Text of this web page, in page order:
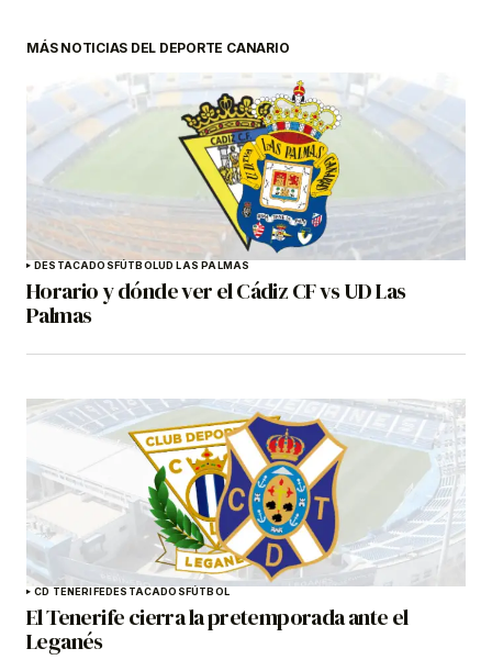
MÁS NOTICIAS DEL DEPORTE CANARIO
DESTACADOSFÚTBOLUD LAS PALMAS
Horario y dónde ver el Cádiz CF vs UD Las
Palmas
CD TENERIFEDESTACADOSFÚTBOL
El Tenerife cierra la pretemporada ante el
Leganés